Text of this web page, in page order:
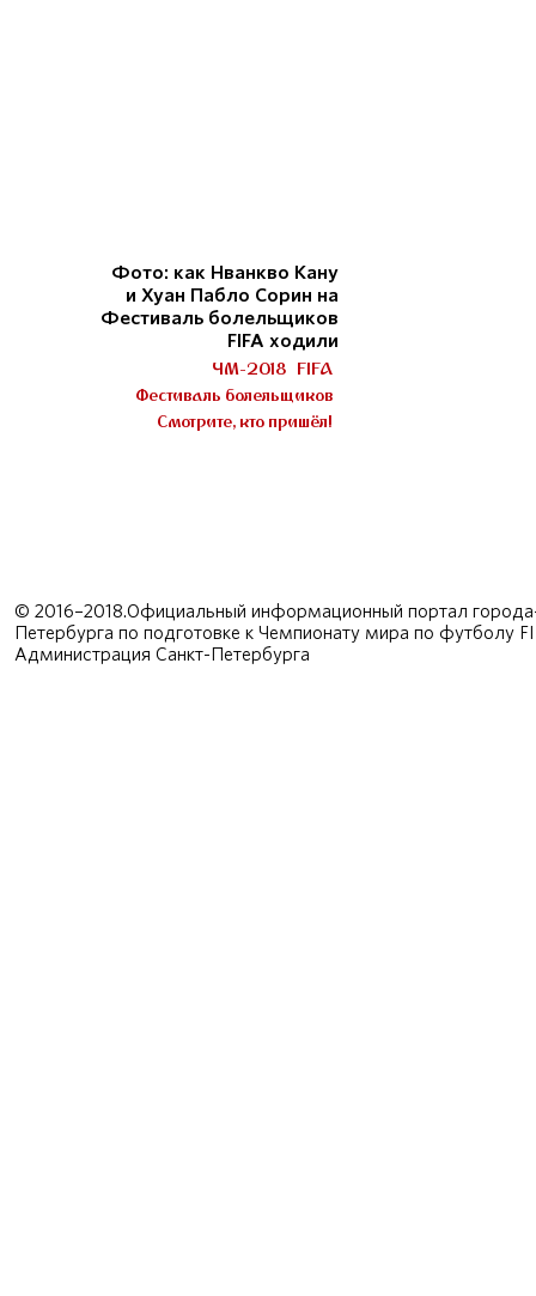
Фото: как Нванкво Кану
и Хуан Пабло Сорин на
Фестиваль болельщиков
FIFA ходили
ЧМ-2018 FIFA
Фестиваль болельщиков
Смотрите, кто пришёл!
© 2016–2018.Официальный информационный портал
Петербурга по подготовке к Чемпионату мира по футболу
Администрация Санкт-Петербурга